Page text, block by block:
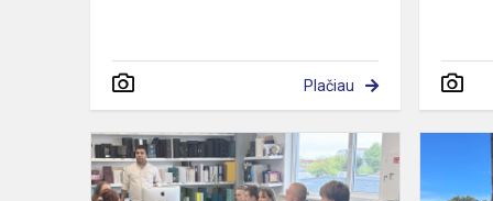
Plačiau
spaustuvėje